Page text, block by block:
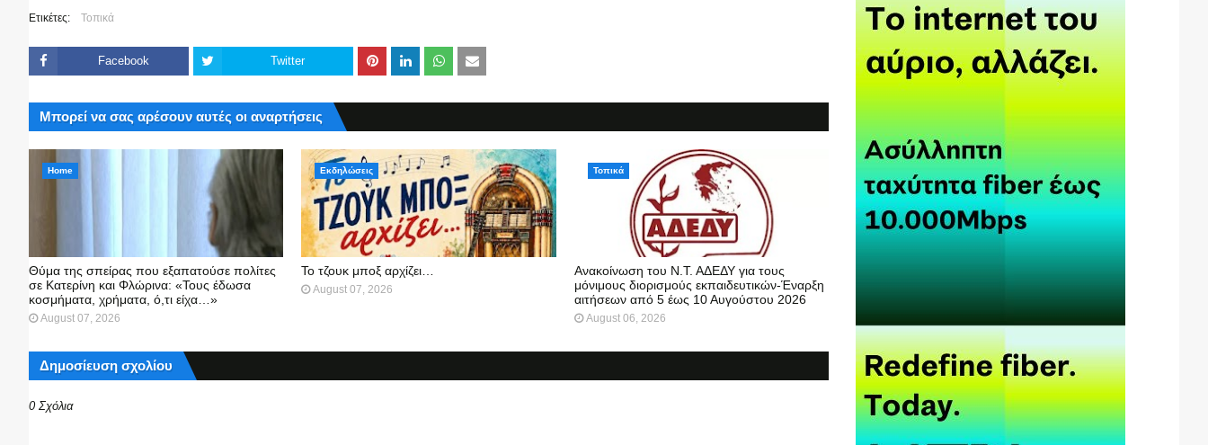
Ετικέτες: Τοπικά
Facebook Twitter
Μπορεί να σας αρέσουν αυτές οι αναρτήσεις
Home
Θύμα της σπείρας που εξαπατούσε πολίτες
σε Κατερίνη και Φλώρινα: «Τους έδωσα
κοσμήματα, χρήματα, ό,τι είχα…»
August 07, 2026
Εκδηλώσεις
Το τζουκ μπoξ αρχίζει…
August 07, 2026
Τοπικά
Ανακοίνωση του Ν.Τ. ΑΔΕΔΥ για τους
μόνιμους διορισμούς εκπαιδευτικών-Έναρξη
αιτήσεων από 5 έως 10 Αυγούστου 2026
August 06, 2026
Δημοσίευση σχολίου
0 Σχόλια